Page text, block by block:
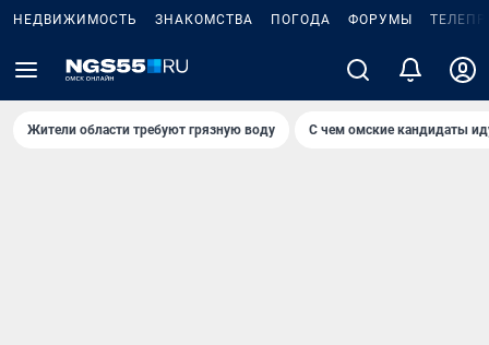
НЕДВИЖИМОСТЬ ЗНАКОМСТВА ПОГОДА ФОРУМЫ
Жители области требуют грязную воду С чем омские кандидаты